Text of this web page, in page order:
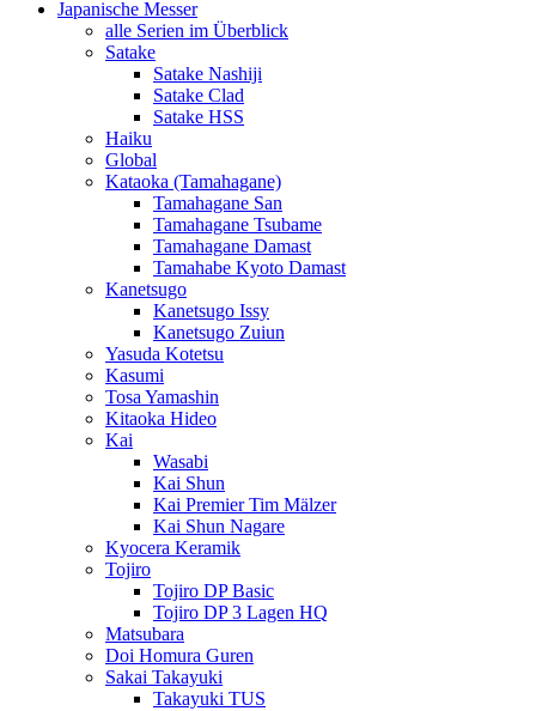
Japanische Messer
alle Serien im Überblick
Satake
Satake Nashiji
Satake Clad
Satake HSS
Haiku
Global
Kataoka (Tamahagane)
Tamahagane San
Tamahagane Tsubame
Tamahagane Damast
Tamahabe Kyoto Damast
Kanetsugo
Kanetsugo Issy
Kanetsugo Zuiun
Yasuda Kotetsu
Kasumi
Tosa Yamashin
Kitaoka Hideo
Kai
Wasabi
Kai Shun
Kai Premier Tim Mälzer
Kai Shun Nagare
Kyocera Keramik
Tojiro
Tojiro DP Basic
Tojiro DP 3 Lagen HQ
Matsubara
Doi Homura Guren
Sakai Takayuki
Takayuki TUS